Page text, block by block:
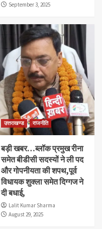
September 3, 2025
उत्तराखण्ड राजनीति
बड़ी खबर…ब्लॉक प्रमुख रीना
समेत बीडीसी सदस्यों ने ली पद
और गोपनीयता की शपथ,पूर्व
विधायक शुक्ला समेत दिग्गज ने
दी बधाई,
Lalit Kumar Sharma
August 29, 2025